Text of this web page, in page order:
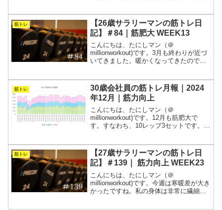
のでそのままこなせましたが、致命傷に
ならない...
筋トレ
【26歳サラリーマンの筋トレ日
記】＃84｜筋肥大 WEEK13
こんにちは、たにしマン（＠
millionworkout)です。3月も終わりが近づ
いてきました。暖かくなってきたので、
ッチしたいと思います。体重も順調に増
えており、72㎏...
筋トレ
30歳会社員の筋トレ月報｜2024
年12月｜筋力向上
こんにちは、たにしマン（＠
millionworkout)です。12月も筋肥大で
す。すなわち、10レップ3セットです。重
が、常に“今が一番強い”を目指す筋トレの
記録です。...
筋トレ
【27歳サラリーマンの筋トレ日
記】＃139｜ 筋力向上 WEEK23
こんにちは、たにしマン（＠
millionworkout)です。今週は寒暖差が大き
かったですね。私の身体は非常に繊細に